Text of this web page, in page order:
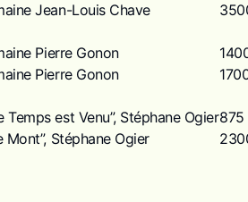
Jean-Louis Chave
Pierre Gonon
Pierre Gonon
Temps est Venu”, Stéphane Ogier875
Stéphane Ogier